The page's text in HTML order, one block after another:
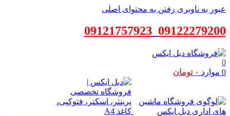
عبور به ناوبری رفتن به محتوای اصلی
09122279200
09121757923
0
0 موارد ۰ تومان